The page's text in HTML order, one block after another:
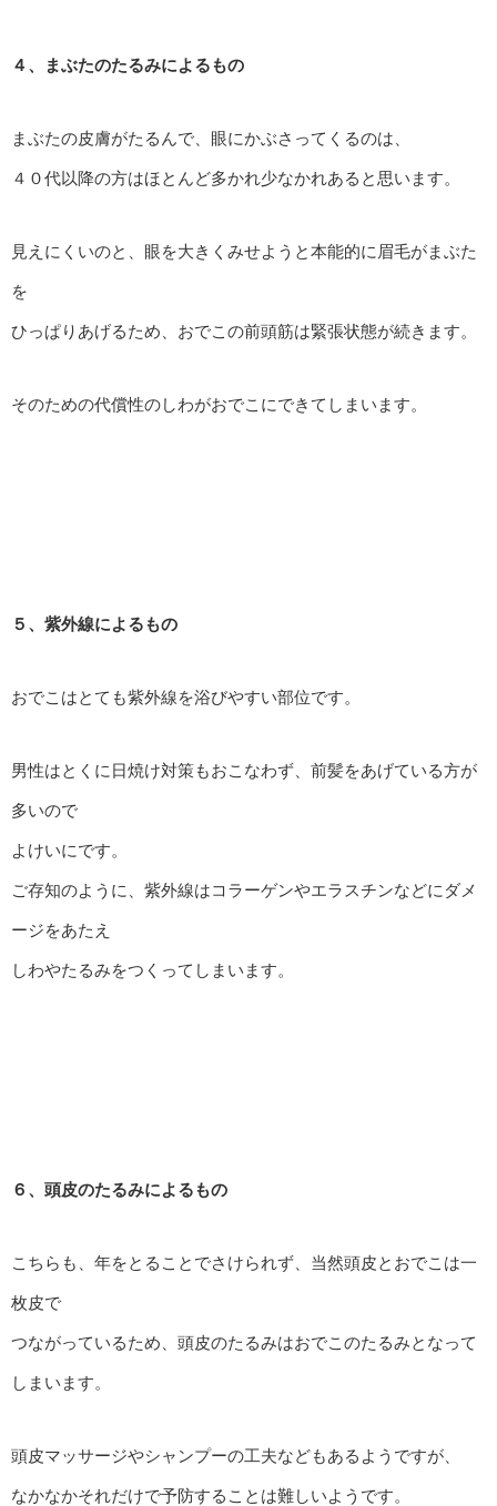
４、まぶたのたるみによるもの
まぶたの皮膚がたるんで、眼にかぶさってくるのは、
４０代以降の方はほとんど多かれ少なかれあると思います。
見えにくいのと、眼を大きくみせようと本能的に眉毛がまぶた
を
ひっぱりあげるため、おでこの前頭筋は緊張状態が続きます。
そのための代償性のしわがおでこにできてしまいます。
５、紫外線によるもの
おでこはとても紫外線を浴びやすい部位です。
男性はとくに日焼け対策もおこなわず、前髪をあげている方が
多いので
よけいにです。
ご存知のように、紫外線はコラーゲンやエラスチンなどにダメ
ージをあたえ
しわやたるみをつくってしまいます。
６、頭皮のたるみによるもの
こちらも、年をとることでさけられず、当然頭皮とおでこは一
枚皮で
つながっているため、頭皮のたるみはおでこのたるみとなって
しまいます。
頭皮マッサージやシャンプーの工夫などもあるようですが、
なかなかそれだけで予防することは難しいようです。